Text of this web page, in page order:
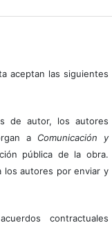
aceptan las siguientes
de autor, los autores
a Comunicación y
pública de la obra.
los autores por enviar y
contractuales